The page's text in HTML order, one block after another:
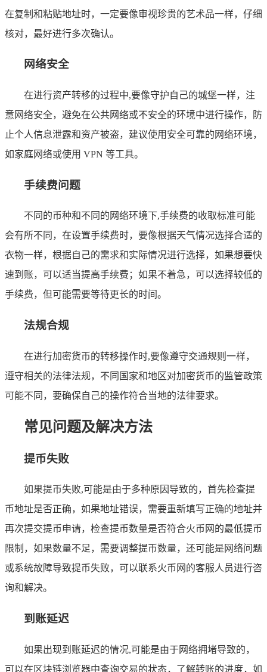
在复制和粘贴地址时，一定要像审视珍贵的艺术品一样，仔细
核对，最好进行多次确认。
网络安全
在进行资产转移的过程中,要像守护自己的城堡一样，注
意网络安全，避免在公共网络或不安全的环境中进行操作，防
止个人信息泄露和资产被盗，建议使用安全可靠的网络环境，
如家庭网络或使用 VPN 等工具。
手续费问题
不同的币种和不同的网络环境下,手续费的收取标准可能
会有所不同，在设置手续费时，要像根据天气情况选择合适的
衣物一样，根据自己的需求和实际情况进行选择，如果想要快
速到账，可以适当提高手续费；如果不着急，可以选择较低的
手续费，但可能需要等待更长的时间。
法规合规
在进行加密货币的转移操作时,要像遵守交通规则一样，
遵守相关的法律法规，不同国家和地区对加密货币的监管政策
可能不同，要确保自己的操作符合当地的法律要求。
常见问题及解决方法
提币失败
如果提币失败,可能是由于多种原因导致的，首先检查提
币地址是否正确，如果地址错误，需要重新填写正确的地址并
再次提交提币申请，检查提币数量是否符合火币网的最低提币
限制，如果数量不足，需要调整提币数量，还可能是网络问题
或系统故障导致提币失败，可以联系火币网的客服人员进行咨
询和解决。
到账延迟
如果出现到账延迟的情况,可能是由于网络拥堵导致的，
可以在区块链浏览器中查询交易的状态，了解转账的进度，如